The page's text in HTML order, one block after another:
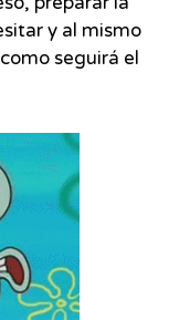
y al mismo
seguirá el